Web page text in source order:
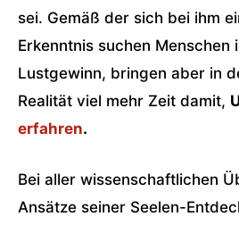
sei. Gemäß der sich bei ihm
Erkenntnis suchen Menschen
Lustgewinn, bringen aber in
Realität viel mehr Zeit damit,
erfahren.
Bei aller wissenschaftlichen
Ansätze seiner Seelen-